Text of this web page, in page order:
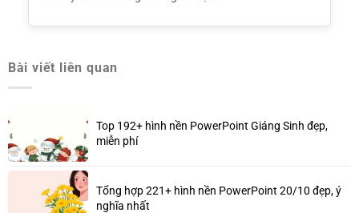
Bài viết liên quan
Top 192+ hình nền PowerPoint Giáng Sinh đẹp,
miễn phí
Tổng hợp 221+ hình nền PowerPoint 20/10 đẹp, ý
nghĩa nhất